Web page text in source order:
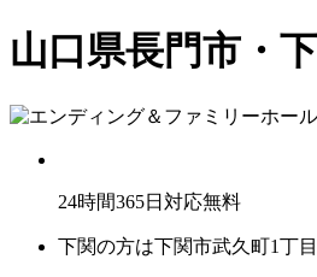
山口県長門市・
24時間365日対応無料
下関の方は下関市武久町1丁